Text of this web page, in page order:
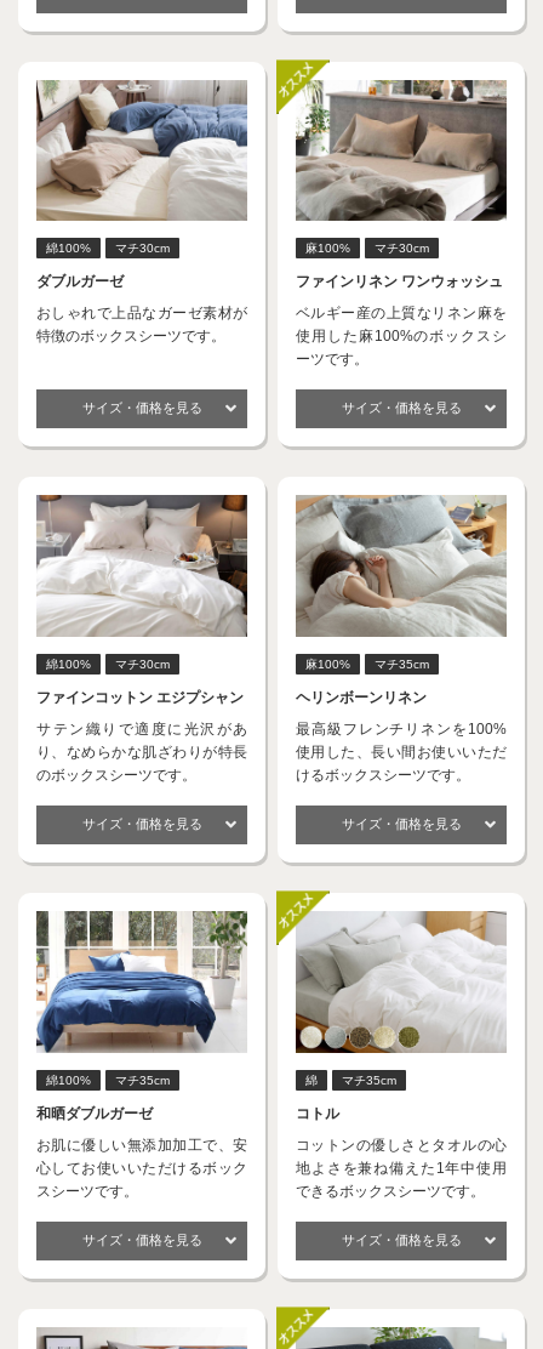
綿100% マチ30cm
ダブルガーゼ
おしゃれで上品なガーゼ素材が
特徴のボックスシーツです。
サイズ・価格を見る
麻100% マチ30cm
ファインリネン ワンウォッシュ
ベルギー産の上質なリネン麻を
使用した麻100%のボックスシ
ーツです。
サイズ・価格を見る
綿100% マチ30cm
ファインコットン エジプシャン
サテン織りで適度に光沢があ
り、なめらかな肌ざわりが特長
のボックスシーツです。
サイズ・価格を見る
麻100% マチ35cm
ヘリンボーンリネン
最高級フレンチリネンを100%
使用した、長い間お使いいただ
けるボックスシーツです。
サイズ・価格を見る
綿100% マチ35cm
和晒ダブルガーゼ
お肌に優しい無添加加工で、安
心してお使いいただけるボック
スシーツです。
サイズ・価格を見る
綿 マチ35cm
コトル
コットンの優しさとタオルの心
地よさを兼ね備えた1年中使用
できるボックスシーツです。
サイズ・価格を見る